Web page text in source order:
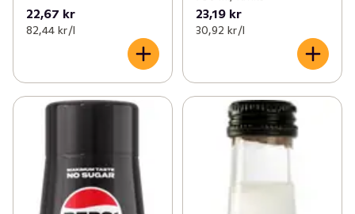
22,67 kr
82,44 kr /l
23,19 kr
30,92 kr /l